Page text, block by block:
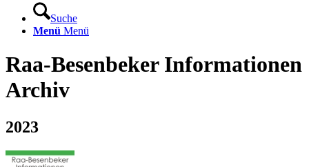
Suche
Menü Menü
Raa-Besenbeker Informationen
Archiv
2023